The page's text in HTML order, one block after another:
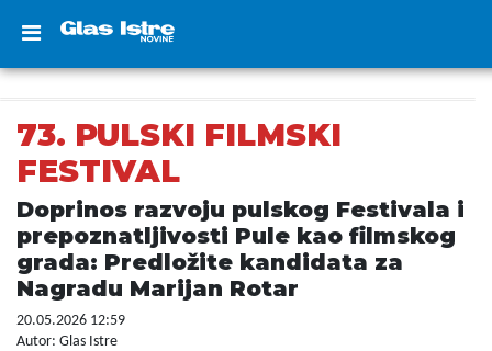
73. PULSKI FILMSKI
FESTIVAL
Doprinos razvoju pulskog Festivala i
prepoznatljivosti Pule kao filmskog
grada: Predložite kandidata za
Nagradu Marijan Rotar
20.05.2026 12:59
Autor: Glas Istre